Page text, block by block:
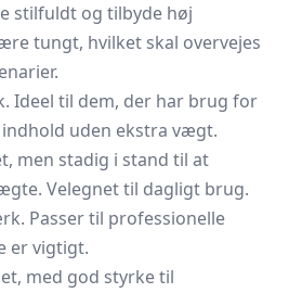
stilfuldt og tilbyde høj
tungt, hvilket skal overvejes
Ideel til dem, der har brug for
uden ekstra vægt.
men stadig i stand til at
Velegnet til dagligt brug.
Passer til professionelle
er vigtigt.
med god styrke til